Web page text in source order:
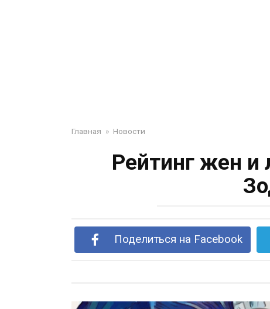
Главная » Новости
Рейтинг жен и
Поделиться на Facebook